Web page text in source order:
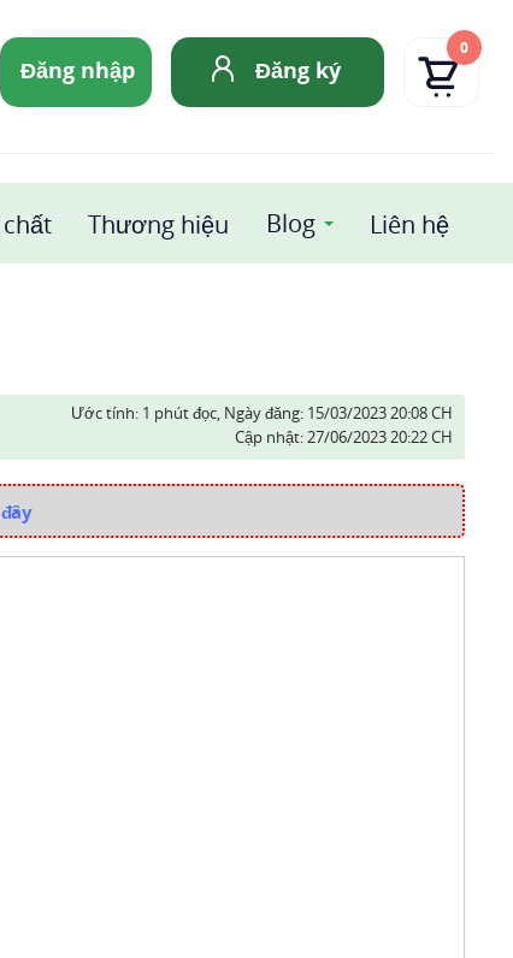
Đăng nhập Đăng ký
0
Thương hiệu Blog Liên hệ
Ước tính: 1 phút đọc, Ngày đăng: 15/03/2023 20:08 CH
Cập nhật:27/06/2023 20:22 CH